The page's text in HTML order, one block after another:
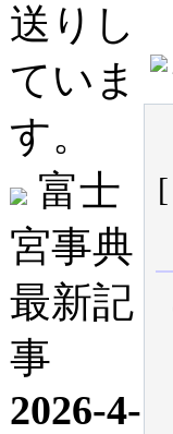
送りし
ていま
す。
富士
宮事典
最新記
事
2026-4-
[